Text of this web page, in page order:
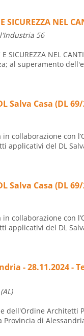
SICUREZZA NEL
56
SICUREZZA NEL
al superamento
Casa (DL
in collaborazione con
del DL
Casa (DL
in collaborazione con
del DL
- 28.11.2024 -
dell'Ordine Architetti
di